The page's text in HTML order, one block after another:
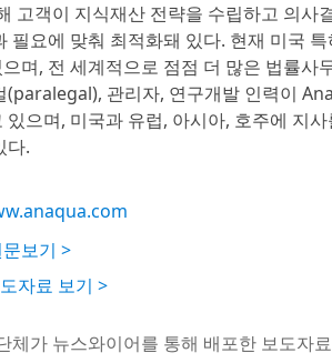
고객이 지식재산 전략을 수립하고 의
필요에 맞춰 최적화돼 있다. 현재 미국
며, 전 세계적으로 점점 더 많은 법률
(paralegal), 관리자, 연구개발 인력이
있으며, 미국과 유럽, 아시아, 호주에 지
다.
보기 >
자료 보기 >
체가 뉴스와이어를 통해 배포한 보도자